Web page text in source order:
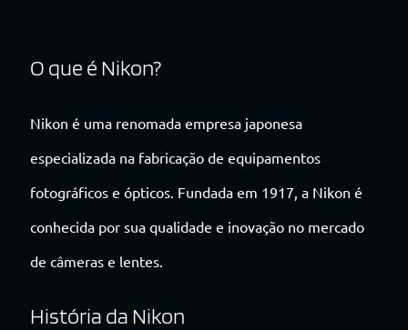
O que é Nikon?
Nikon é uma renomada empresa japonesa
especializada na fabricação de equipamentos
fotográficos e ópticos. Fundada em 1917, a Nikon é
conhecida por sua qualidade e inovação no mercado
de câmeras e lentes.
História da Nikon